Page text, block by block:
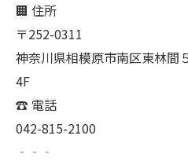
🏢 住所
〒252-0311
神奈川県相模原市南区東林間
4F
☎ 電話
042-815-2100
‐‐‐